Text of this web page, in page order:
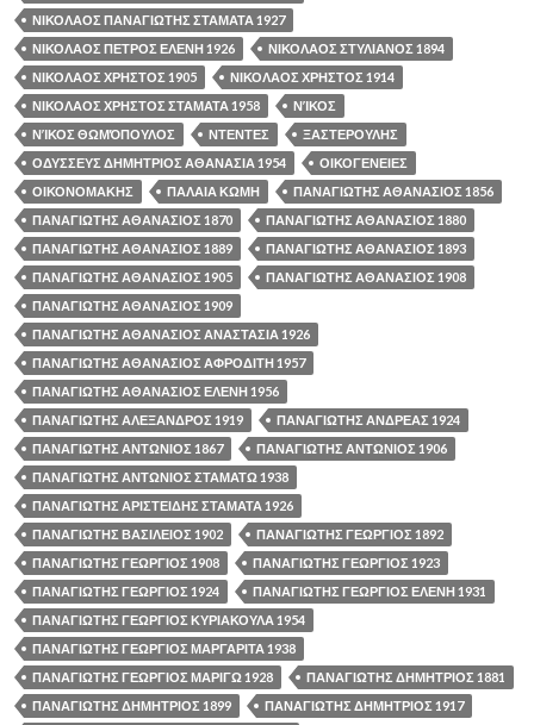
ΝΙΚΟΛΑΟΣ ΠΑΝΑΓΙΩΤΗΣ ΣΤΑΜΑΤΑ 1927
ΝΙΚΟΛΑΟΣ ΠΕΤΡΟΣ ΕΛΕΝΗ 1926
ΝΙΚΟΛΑΟΣ ΣΤΥΛΙΑΝΟΣ 1894
ΝΙΚΟΛΑΟΣ ΧΡΗΣΤΟΣ 1905
ΝΙΚΟΛΑΟΣ ΧΡΗΣΤΟΣ 1914
ΝΙΚΟΛΑΟΣ ΧΡΗΣΤΟΣ ΣΤΑΜΑΤΑ 1958
ΝΊΚΟΣ
ΝΊΚΟΣ ΘΩΜΌΠΟΥΛΟΣ
ΝΤΕΝΤΕΣ
ΞΑΣΤΕΡΟΥΛΗΣ
ΟΔΥΣΣΕΥΣ ΔΗΜΗΤΡΙΟΣ ΑΘΑΝΑΣΙΑ 1954
ΟΙΚΟΓΕΝΕΙΕΣ
ΟΙΚΟΝΟΜΑΚΗΣ
ΠΑΛΑΙΑ ΚΩΜΗ
ΠΑΝΑΓΙΩΤΗΣ ΑΘΑΝΑΣΙΟΣ 1856
ΠΑΝΑΓΙΩΤΗΣ ΑΘΑΝΑΣΙΟΣ 1870
ΠΑΝΑΓΙΩΤΗΣ ΑΘΑΝΑΣΙΟΣ 1880
ΠΑΝΑΓΙΩΤΗΣ ΑΘΑΝΑΣΙΟΣ 1889
ΠΑΝΑΓΙΩΤΗΣ ΑΘΑΝΑΣΙΟΣ 1893
ΠΑΝΑΓΙΩΤΗΣ ΑΘΑΝΑΣΙΟΣ 1905
ΠΑΝΑΓΙΩΤΗΣ ΑΘΑΝΑΣΙΟΣ 1908
ΠΑΝΑΓΙΩΤΗΣ ΑΘΑΝΑΣΙΟΣ 1909
ΠΑΝΑΓΙΩΤΗΣ ΑΘΑΝΑΣΙΟΣ ΑΝΑΣΤΑΣΙΑ 1926
ΠΑΝΑΓΙΩΤΗΣ ΑΘΑΝΑΣΙΟΣ ΑΦΡΟΔΙΤΗ 1957
ΠΑΝΑΓΙΩΤΗΣ ΑΘΑΝΑΣΙΟΣ ΕΛΕΝΗ 1956
ΠΑΝΑΓΙΩΤΗΣ ΑΛΕΞΑΝΔΡΟΣ 1919
ΠΑΝΑΓΙΩΤΗΣ ΑΝΔΡΕΑΣ 1924
ΠΑΝΑΓΙΩΤΗΣ ΑΝΤΩΝΙΟΣ 1867
ΠΑΝΑΓΙΩΤΗΣ ΑΝΤΩΝΙΟΣ 1906
ΠΑΝΑΓΙΩΤΗΣ ΑΝΤΩΝΙΟΣ ΣΤΑΜΑΤΩ 1938
ΠΑΝΑΓΙΩΤΗΣ ΑΡΙΣΤΕΙΔΗΣ ΣΤΑΜΑΤΑ 1926
ΠΑΝΑΓΙΩΤΗΣ ΒΑΣΙΛΕΙΟΣ 1902
ΠΑΝΑΓΙΩΤΗΣ ΓΕΩΡΓΙΟΣ 1892
ΠΑΝΑΓΙΩΤΗΣ ΓΕΩΡΓΙΟΣ 1908
ΠΑΝΑΓΙΩΤΗΣ ΓΕΩΡΓΙΟΣ 1923
ΠΑΝΑΓΙΩΤΗΣ ΓΕΩΡΓΙΟΣ 1924
ΠΑΝΑΓΙΩΤΗΣ ΓΕΩΡΓΙΟΣ ΕΛΕΝΗ 1931
ΠΑΝΑΓΙΩΤΗΣ ΓΕΩΡΓΙΟΣ ΚΥΡΙΑΚΟΥΛΑ 1954
ΠΑΝΑΓΙΩΤΗΣ ΓΕΩΡΓΙΟΣ ΜΑΡΓΑΡΙΤΑ 1938
ΠΑΝΑΓΙΩΤΗΣ ΓΕΩΡΓΙΟΣ ΜΑΡΙΓΩ 1928
ΠΑΝΑΓΙΩΤΗΣ ΔΗΜΗΤΡΙΟΣ 1881
ΠΑΝΑΓΙΩΤΗΣ ΔΗΜΗΤΡΙΟΣ 1899
ΠΑΝΑΓΙΩΤΗΣ ΔΗΜΗΤΡΙΟΣ 1917